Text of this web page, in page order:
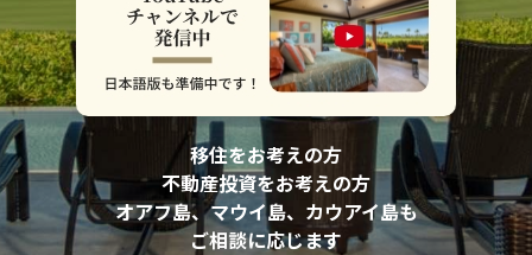
移住をお考えの方
不動産投資をお考えの方
オアフ島、マウイ島、カウアイ島も
ご相談に応じます